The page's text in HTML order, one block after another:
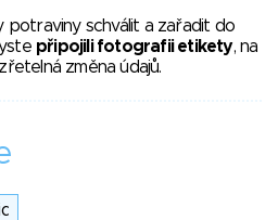
potraviny schválit a zařadit do
připojili fotografii etikety, na
změna údajů.